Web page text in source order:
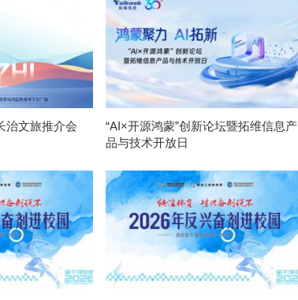
治文旅推介会
“AI×开源鸿蒙”创新论坛暨拓维信息产
品与技术开放日